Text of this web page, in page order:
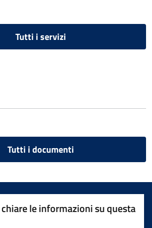
Tutti i servizi
Tutti i documenti
le informazioni su questa